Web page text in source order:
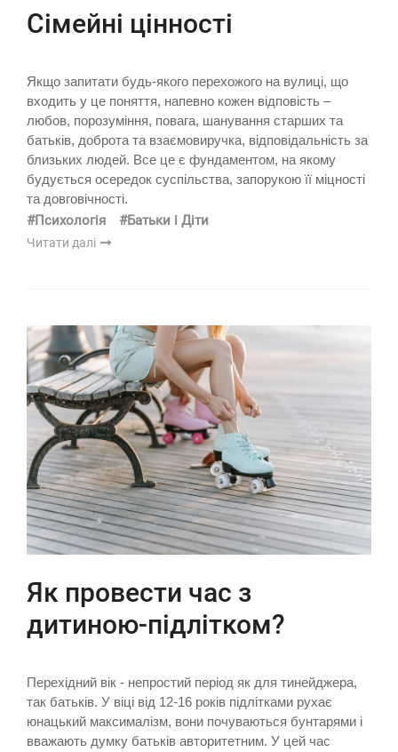
Сімейні цінності
Якщо запитати будь-якого перехожого на вулиці, що
входить у це поняття, напевно кожен відповість –
любов, порозуміння, повага, шанування старших та
батьків, доброта та взаємовиручка, відповідальність за
близьких людей. Все це є фундаментом, на якому
будується осередок суспільства, запорукою її міцності
та довговічності.
#Психологія #Батьки і Діти
Читати далі
Як провести час з
дитиною-підлітком?
Перехідний вік - непростий період як для тинейджера,
так батьків. У віці від 12-16 років підлітками рухає
юнацький максималізм, вони почуваються бунтарями і
вважають думку батьків авторитетним. У цей час